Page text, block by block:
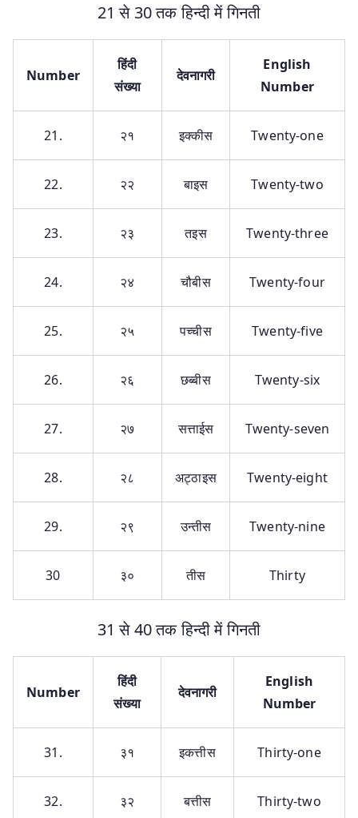
21 से 30 तक हिन्दी में गिनती
Number
हिंदी
संख्या
देवनागरी
English
Number
21. २१ इक्कीस Twenty-one
22. २२ बाइस Twenty-two
23. २३ तइस Twenty-three
24. २४ चौबीस Twenty-four
25. २५ पच्चीस Twenty-five
26. २६ छब्बीस Twenty-six
27. २७ सत्ताईस Twenty-seven
28. २८ अट्ठाइस Twenty-eight
29. २९ उन्तीस Twenty-nine
30 ३० तीस Thirty
31 से 40 तक हिन्दी में गिनती
Number
हिंदी
संख्या
देवनागरी
English
Number
31. ३१ इकत्तीस Thirty-one
32. ३२ बत्तीस Thirty-two